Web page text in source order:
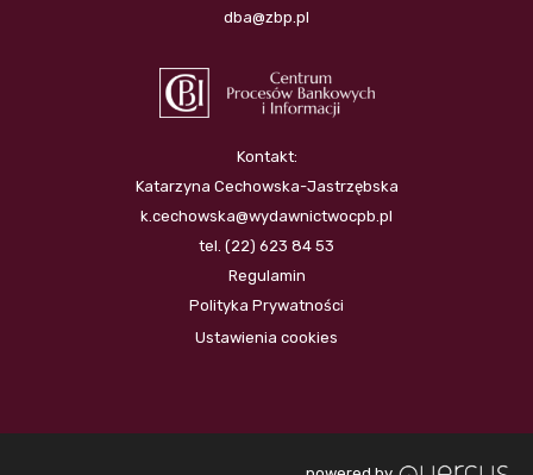
dba@zbp.pl
Kontakt:
Katarzyna Cechowska-Jastrzębska
k.cechowska@wydawnictwocpb.pl
tel. (22) 623 84 53
Regulamin
Polityka Prywatności
Ustawienia cookies